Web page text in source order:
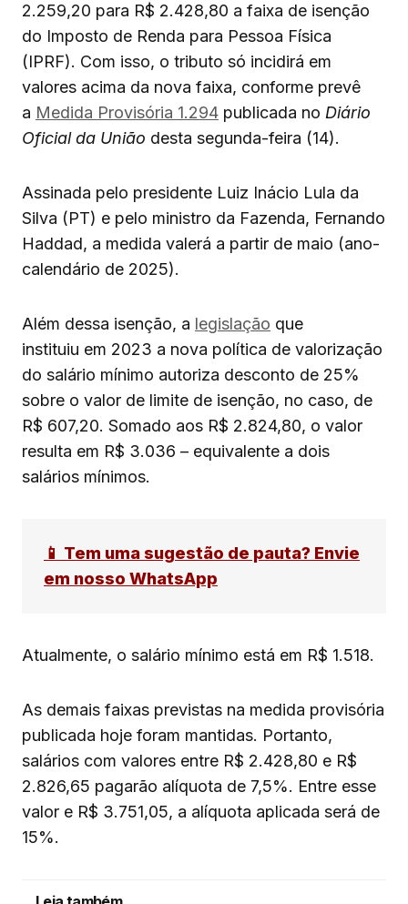
2.259,20 para R$ 2.428,80 a faixa de isenção
do Imposto de Renda para Pessoa Física
(IPRF). Com isso, o tributo só incidirá em
valores acima da nova faixa, conforme prevê
a Medida Provisória 1.294 publicada no Diário
Oficial da União desta segunda-feira (14).
Assinada pelo presidente Luiz Inácio Lula da
Silva (PT) e pelo ministro da Fazenda, Fernando
Haddad, a medida valerá a partir de maio (ano-
calendário de 2025).
Além dessa isenção, a legislação que
instituiu em 2023 a nova política de valorização
do salário mínimo autoriza desconto de 25%
sobre o valor de limite de isenção, no caso, de
R$ 607,20. Somado aos R$ 2.824,80, o valor
resulta em R$ 3.036 – equivalente a dois
salários mínimos.
📱 Tem uma sugestão de pauta? Envie
em nosso WhatsApp
Atualmente, o salário mínimo está em R$ 1.518.
As demais faixas previstas na medida provisória
publicada hoje foram mantidas. Portanto,
salários com valores entre R$ 2.428,80 e R$
2.826,65 pagarão alíquota de 7,5%. Entre esse
valor e R$ 3.751,05, a alíquota aplicada será de
15%.